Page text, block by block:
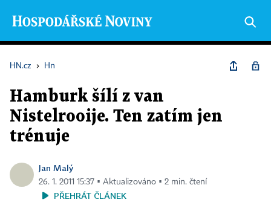
HN.cz › Hn
Hamburk šílí z van
Nistelrooije. Ten zatím jen
trénuje
Jan Malý
26. 1. 2011 15:37 ▪ Aktualizováno ▪ 2 min. čtení
PŘEHRÁT ČLÁNEK